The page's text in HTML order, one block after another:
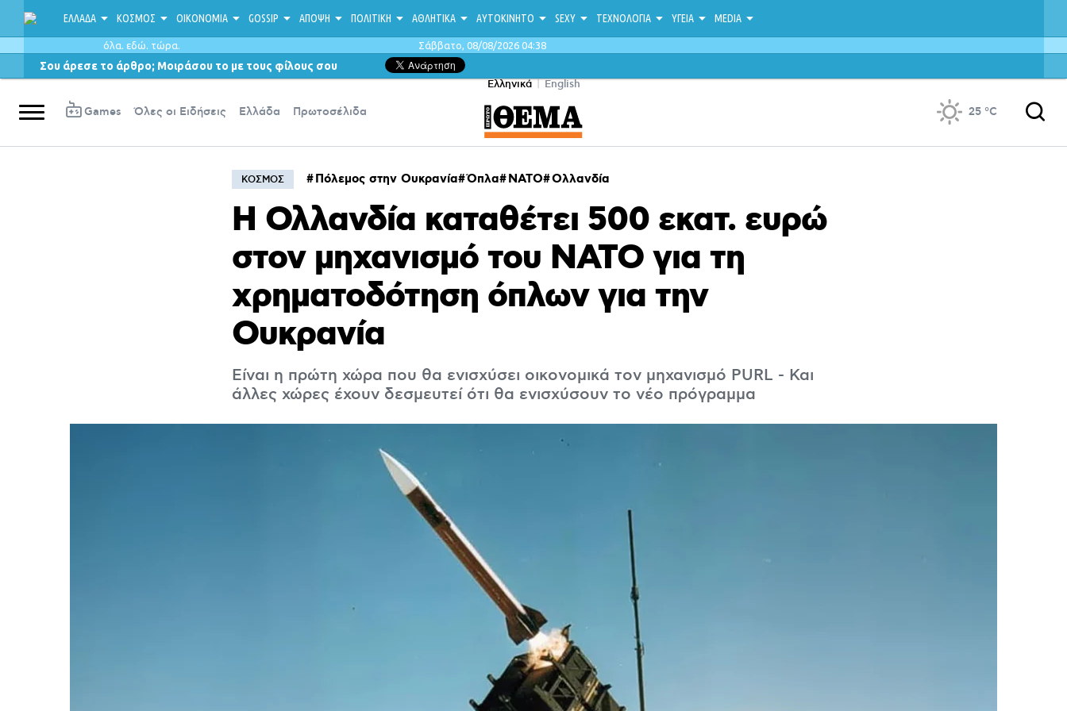
ΕΛΛΑΔΑ ΚΟΣΜΟΣ ΟΙΚΟΝΟΜΙΑ GOSSIP ΑΠΟΨΗ ΠΟΛΙΤΙΚΗ ΑΘΛΗΤΙΚΑ ΑΥΤΟΚΙΝΗΤΟ SEXY ΤΕΧΝΟΛΟΓΙΑ ΥΓΕΙΑ MEDIA
όλα. εδώ. τώρα. Σάββατο, 08/08/2026 04:38
Σου άρεσε το άρθρο; Μοιράσου το με τους φίλους σου